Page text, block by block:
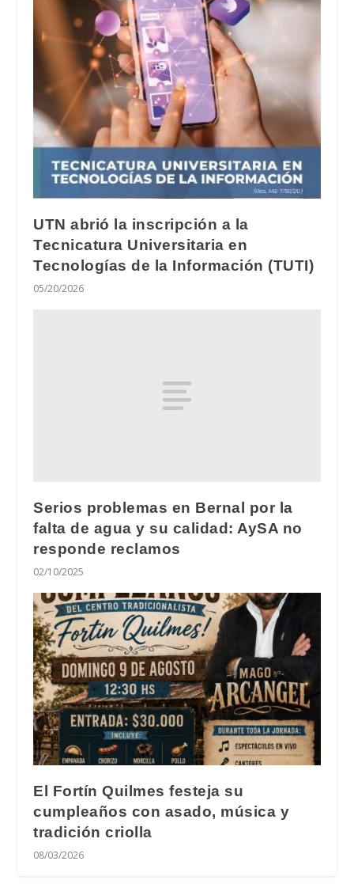
UTN abrió la inscripción a la
Tecnicatura Universitaria en
Tecnologías de la Información (TUTI)
05/20/2026
Serios problemas en Bernal por la
falta de agua y su calidad: AySA no
responde reclamos
02/10/2025
El Fortín Quilmes festeja su
cumpleaños con asado, música y
tradición criolla
08/03/2026